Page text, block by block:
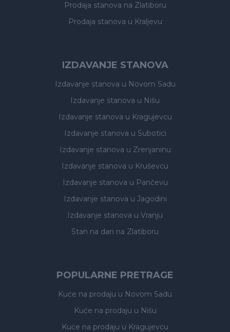
Prodaja stanova na Zlatiboru
Prodaja stanova u Kraljevu
IZDAVANJE STANOVA
Izdavanje stanova u Novom Sadu
Izdavanje stanova u Nišu
Izdavanje stanova u Kragujevcu
Izdavanje stanova u Subotici
Izdavanje stanova u Zrenjaninu
Izdavanje stanova u Kruševcu
Izdavanje stanova u Pančevu
Izdavanje stanova u Jagodini
Izdavanje stanova u Vranju
Stan na dan na Zlatiboru
POPULARNE PRETRAGE
Kuće na prodaju u Novom Sadu
Kuće na prodaju u Nišu
Kuće na prodaju u Kragujevcu